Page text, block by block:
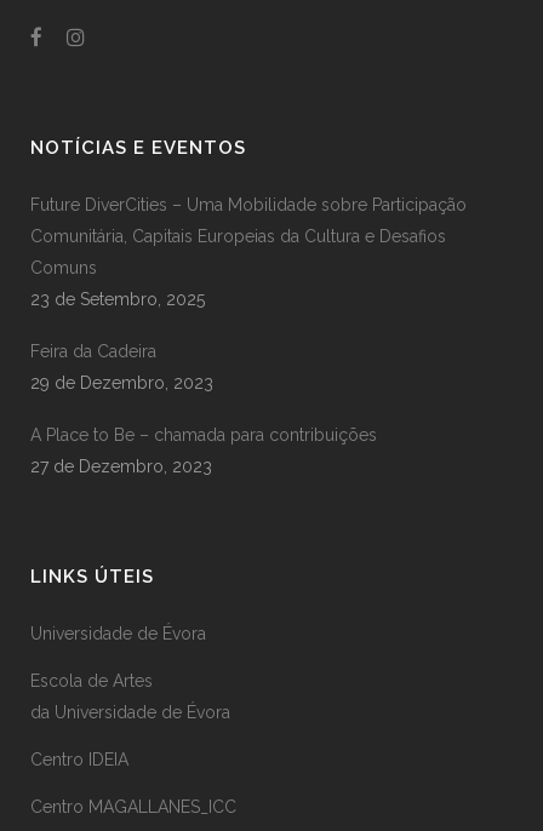
NOTÍCIAS E EVENTOS
Future DiverCities – Uma Mobilidade sobre Participação
Comunitária, Capitais Europeias da Cultura e Desafios
Comuns
23 de Setembro, 2025
Feira da Cadeira
29 de Dezembro, 2023
A Place to Be – chamada para contribuições
27 de Dezembro, 2023
LINKS ÚTEIS
Universidade de Évora
Escola de Artes
da Universidade de Évora
Centro IDEIA
Centro MAGALLANES_ICC